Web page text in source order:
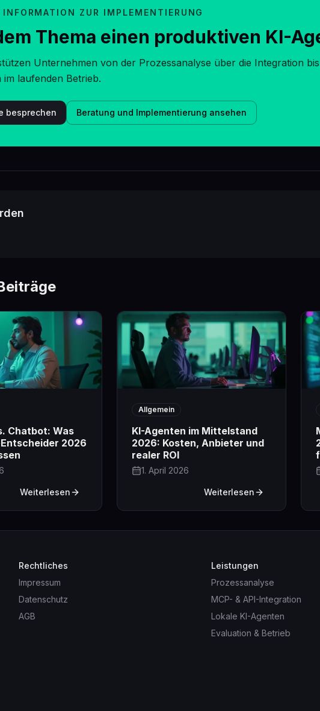
INFORMATION ZUR IMPLEMENTIERUNG
Thema einen produktiven KI-
Unternehmen von der Prozessanalyse über die Integration
im laufenden Betrieb.
besprechen Beratung und Implementierung ansehen
Chatbot: Was
2026
Weiterlesen
Allgemein
KI-Agenten im Mittelstand
2026: Kosten, Anbieter und
realer ROI
1. April 2026
Weiterlesen
Rechtliches
Impressum
Datenschutz
AGB
Leistungen
Prozessanalyse
MCP- & API-Integration
Lokale KI-Agenten
Evaluation & Betrieb